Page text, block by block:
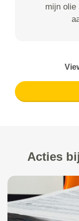
mijn olie
Acties